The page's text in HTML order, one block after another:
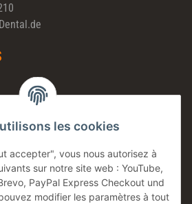
les cookies
accepter", vous nous autorisez à
sur notre site web : YouTube,
PayPal Express Checkout und
modifier les paramètres à tout